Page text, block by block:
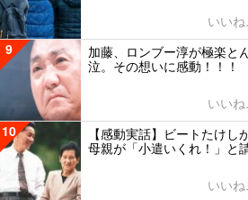
いい
9
加藤、ロンブー淳が極楽と
泣。その想いに感動！！！
いい
10
【感動実話】ビートたけ
母親が「小遣いくれ！」と
いい